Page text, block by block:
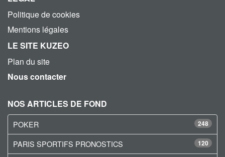
Politique de cookies
Mentions légales
LE SITE KUZEO
Plan du site
Nous contacter
NOS ARTICLES DE FOND
248
POKER
120
PARIS SPORTIFS PRONOSTICS